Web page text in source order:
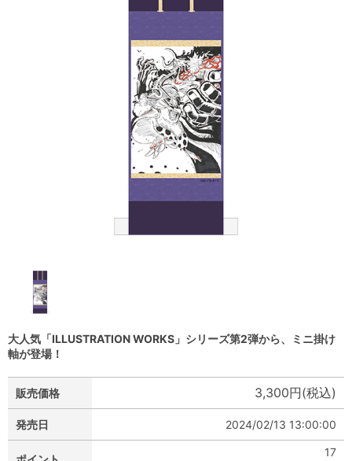
大人気「ILLUSTRATION WORKS」シリーズ第2弾から、ミニ掛け
軸が登場！
販売価格 3,300円(税込)
発売日 2024/02/13 13:00:00
17